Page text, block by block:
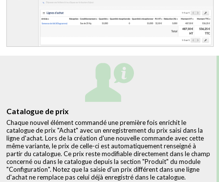
Catalogue de prix
Chaque nouvel élément commandé une première fois enrichit le
catalogue de prix "Achat" avec un enregistrement du prix saisi dans la
ligne d'achat. Lors de la création d'une nouvelle commande avec cette
même variante, le prix de celle-ci est automatiquement renseigné à
partir du catalogue. Ce prix reste modifiable directement dans le champ
concerné ou dans le catalogue depuis la section "Produit" du module
"Configuration". Notez que la saisie d'un prix différent dans une ligne
d'achat ne remplace pas celui déjà enregistré dans le catalogue.